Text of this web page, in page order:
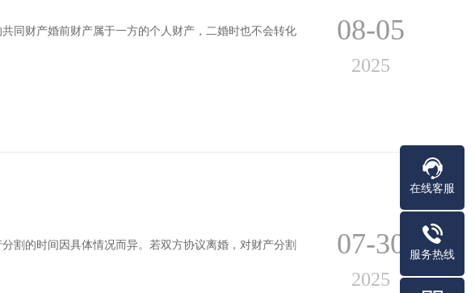
同财产婚前财产属于一方的个人财产，二婚时也不会转化
08-05
2025
割的时间因具体情况而异。若双方协议离婚，对财产分割
07-30
2025
在线客服
服务热线